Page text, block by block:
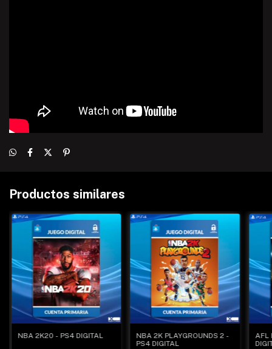
Productos similares
NBA 2K20 - PS4 DIGITAL
NBA 2K PLAYGROUNDS 2 -
PS4 DIGITAL
AFL